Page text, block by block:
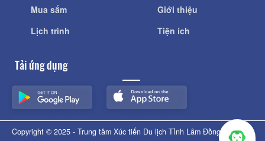
Mua sắm
Lịch trình
Giới thiệu
Tiện ích
Tải ứng dụng
Copyright © 2025 - Trung tâm Xúc tiến Du lịch Tỉnh Lâm Đồng